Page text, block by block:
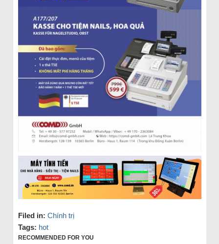
Filed in: Chính trị
Tags: hot
RECOMMENDED FOR YOU